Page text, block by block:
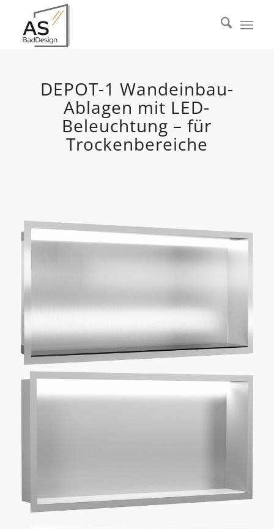
DEPOT-1 Wandeinbau-
Ablagen mit LED-
Beleuchtung – für
Trockenbereiche